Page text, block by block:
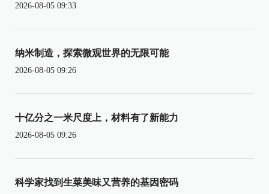
2026-08-05 09:33
纳米制造，探索微观世界的无限可能
2026-08-05 09:26
十亿分之一米尺度上，材料有了新能力
2026-08-05 09:26
科学家找到生菜美味又营养的基因密码